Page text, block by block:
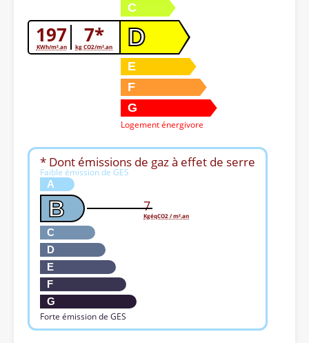
197
KWh/m².an 7*
kg CO2/m².an
C
D
E
F
G
Logement énergivore
* Dont émissions de gaz à effet de serre
Faible émission de GES
A
B
C
D
E
F
G
Forte émission de GES
7
KgéqCO2 / m².an